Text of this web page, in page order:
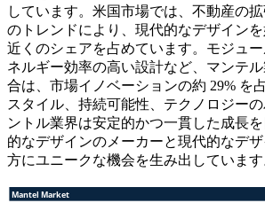
しています。米国市場では、不動産の
のトレンドにより、現代的なデザイン
近くのシェアを占めています。モジュ
ネルギー効率の高い設計など、マンテ
合は、市場イノベーションの約 29% を
スタイル、持続可能性、テクノロジー
ントル業界は安定的かつ一貫した成長
的なデザインのメーカーと現代的なデ
方にユニークな機会を生み出しています